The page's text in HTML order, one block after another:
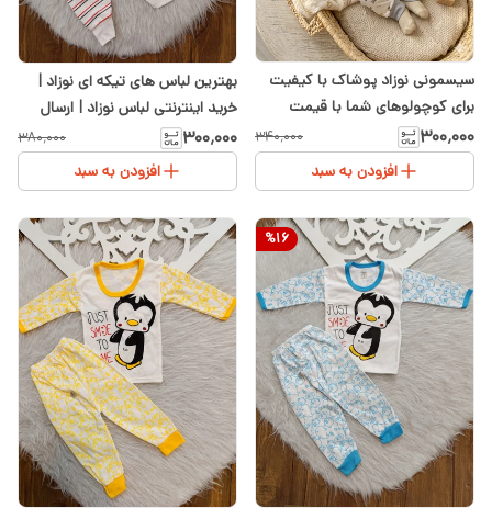
سیسمونی نوزاد پوشاک با کیفیت
برای کوچولوهای شما با قیمت
مناسب در سیسمونی شیدا مانتو و
شلوارنوزادی
۳۰۰٬۰۰۰ ۳۴۰٬۰۰۰
افزودن به سبد
بهترین لباس های تیکه ای نوزاد |
خرید اینترنتی لباس نوزاد | ارسال
سریع و فوری
۳۰۰٬۰۰۰ ۳۸۰٬۰۰۰
افزودن به سبد
%16